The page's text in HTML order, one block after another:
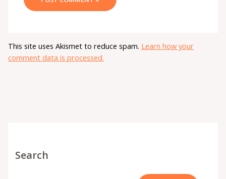
This site uses Akismet to reduce spam. Learn how your
comment data is processed.
Search